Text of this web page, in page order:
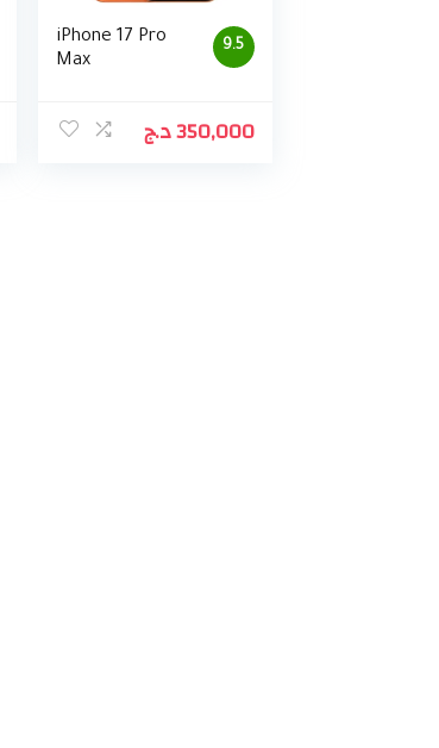
9.5
iPhone 17 Pro
Max
350,000د.ج